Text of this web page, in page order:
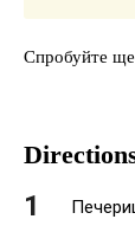
Спробуйте ще